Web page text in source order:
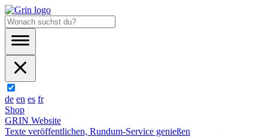
de en es fr
Shop
GRIN Website
Texte veröffentlichen, Rundum-Service genießen